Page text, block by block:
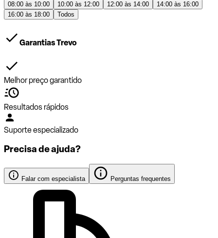
08:00 às 10:00 10:00 às 12:00 12:00 às 14:00
14:00 às 16:00
16:00 às 18:00
Todos
Garantias Trevo
Melhor preço garantido
Resultados rápidos
Suporte especializado
Precisa de ajuda?
Falar com especialista Perguntas frequentes